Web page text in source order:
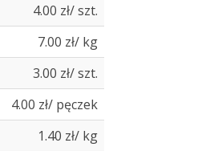
4.00 zł/ szt.
7.00 zł/ kg
3.00 zł/ szt.
4.00 zł/ pęczek
1.40 zł/ kg